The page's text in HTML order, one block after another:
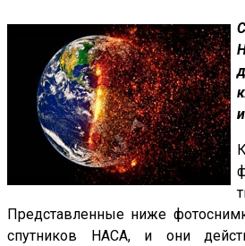
Представленные ниже
спутников НАСА, и они